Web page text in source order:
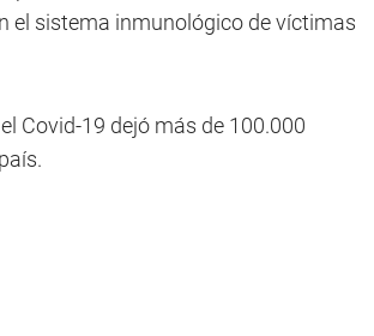
el sistema inmunológico de víctimas
Covid-19 dejó más de 100.000